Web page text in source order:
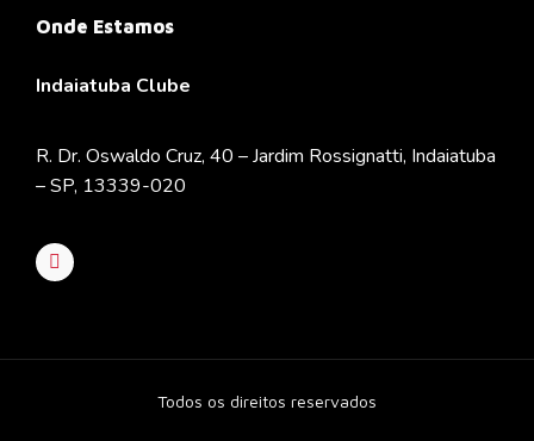
Onde Estamos
Indaiatuba Clube
R. Dr. Oswaldo Cruz, 40 – Jardim Rossignatti, Indaiatuba
– SP, 13339-020
Todos os direitos reservados